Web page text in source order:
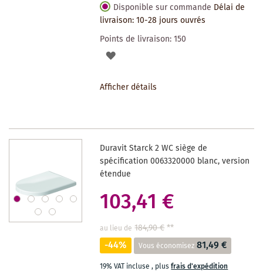
Disponible sur commande Délai de
livraison: 10-28 jours ouvrés
Points de livraison:150
AJOUTER
SOUHAITS
Afficher détails
Duravit Starck 2 WC siège de
spécification 0063320000 blanc, version
étendue
103,41 €
au lieu de 184,90 €**
-44% Vous économisez 81,49 €
19% VAT incluse, plusfrais d'expédition